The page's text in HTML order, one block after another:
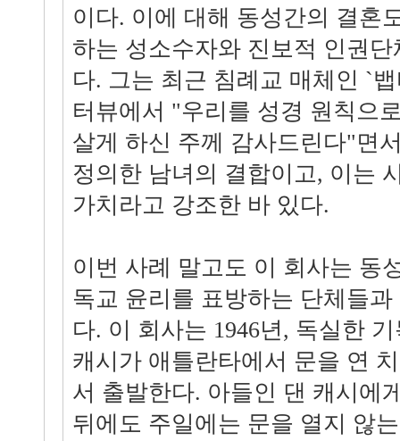
이다. 이에 대해 동성간의 결혼
하는 성소수자와 진보적 인권
다. 그는 최근 침례교 매체인 `
터뷰에서 "우리를 성경 원칙으
살게 하신 주께 감사드린다"면
정의한 남녀의 결합이고, 이는
가치라고 강조한 바 있다.
이번 사례 말고도 이 회사는 동
독교 윤리를 표방하는 단체들
다. 이 회사는 1946년, 독실한
캐시가 애틀란타에서 문을 연
서 출발한다. 아들인 댄 캐시에
뒤에도 주일에는 문을 열지 않